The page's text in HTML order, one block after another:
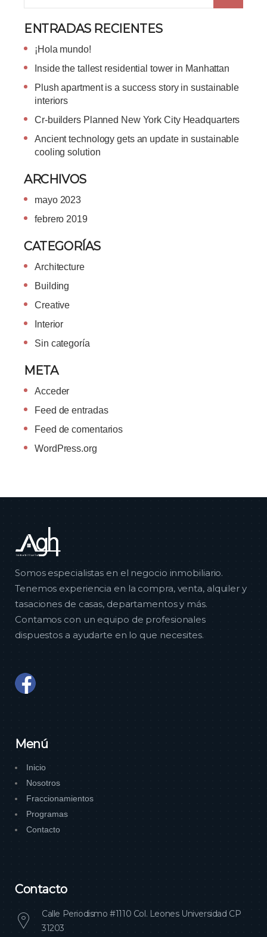
ENTRADAS RECIENTES
¡Hola mundo!
Inside the tallest residential tower in Manhattan
Plush apartment is a success story in sustainable
interiors
Cr-builders Planned New York City Headquarters
Ancient technology gets an update in sustainable
cooling solution
ARCHIVOS
mayo 2023
febrero 2019
CATEGORÍAS
Architecture
Building
Creative
Interior
Sin categoría
META
Acceder
Feed de entradas
Feed de comentarios
WordPress.org
Somos especialistas en el negocio inmobiliario.
Tenemos experiencia en la compra, venta, alquiler y
tasaciones de casas, departamentos y más.
Contamos con un equipo de profesionales
dispuestos a ayudarte en lo que necesites.
Menú
Inicio
Nosotros
Fraccionamientos
Programas
Contacto
Contacto
Calle Periodismo #1110 Col. Leones Universidad CP
31203